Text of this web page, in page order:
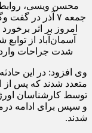
امروز بر اثر
شدت جراحات
متعدد شدند که پس از
توسط کارشناسان
و سپس برای ادامه
شدند.